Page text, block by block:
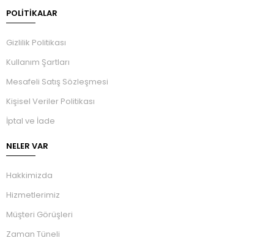
POLİTİKALAR
Gizlilik Politikası
Kullanım Şartları
Mesafeli Satış Sözleşmesi
Kişisel Veriler Politikası
İptal ve İade
NELER VAR
Hakkimizda
Hizmetlerimiz
Müşteri Görüşleri
Zaman Tüneli